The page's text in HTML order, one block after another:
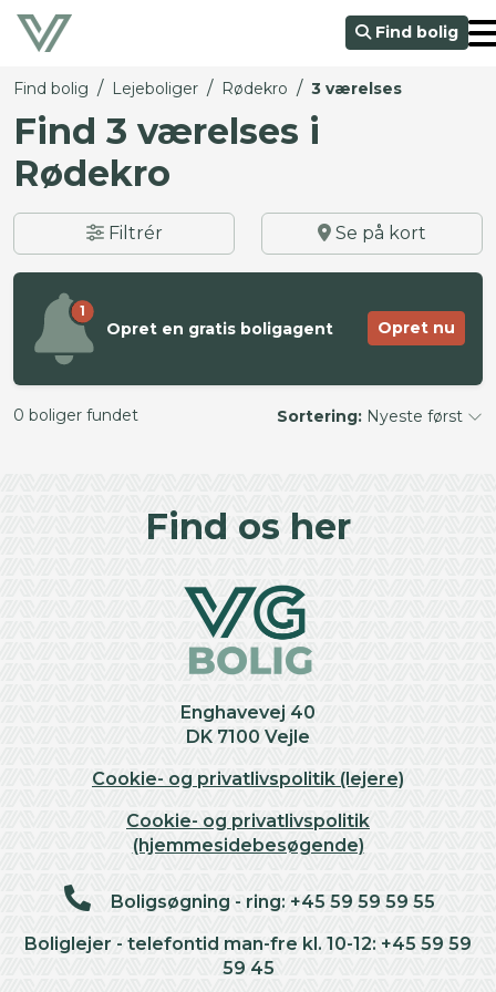
Find bolig
Find bolig / Lejeboliger / Rødekro / 3 værelses
Find 3 værelses i
Rødekro
Filtrér Se på kort
1
Opret en gratis boligagent Opret nu
0 boliger fundet Sortering: Nyeste først
Find os her
Enghavevej 40
DK 7100 Vejle
Cookie- og privatlivspolitik (lejere)
Cookie- og privatlivspolitik
(hjemmesidebesøgende)
Boligsøgning - ring: +45 59 59 59 55
Boliglejer - telefontid man-fre kl. 10-12: +45 59 59
59 45